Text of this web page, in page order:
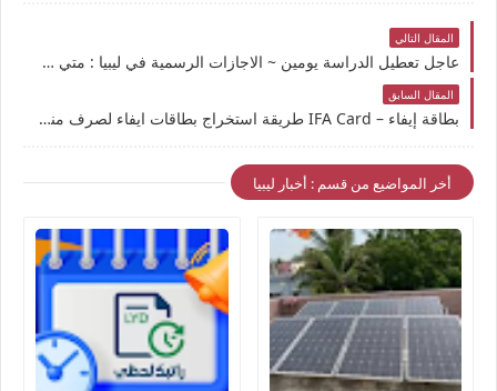
المقال التالي
عاجل تعطيل الدراسة يومين ~ الاجازات الرسمية في ليبيا : متي موعد "عطلة نصف السنة 2026 ليبيا" والتقويم الدراسي في رمضان (لصفوف النقل الأساسي والثانوي)
المقال السابق
بطاقة إيفاء – IFA Card طريقة استخراج بطاقات ايفاء لصرف منحة الزوجة والاولاد وموعد نزول المنحة
أخر المواضيع من قسم : أخبار ليبيا